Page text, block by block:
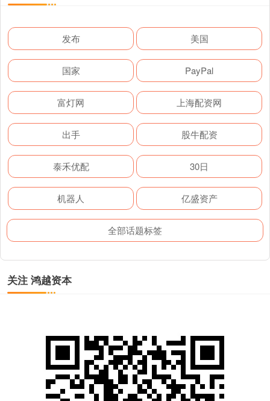
发布 美国
国家 PayPal
富灯网 上海配资网
出手 股牛配资
泰禾优配 30日
机器人 亿盛资产
全部话题标签
关注 鸿越资本